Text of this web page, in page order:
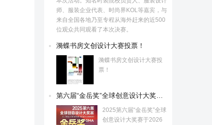
师、服装企业代表、时尚界KOL等嘉宾，与
来自全国各地乃至专程从海外赶来的近500
位观众共同观看了本次决赛。
漪蝶书房文创设计大赛投票！
漪蝶书房文创设计大赛投
票！
2025第六届“金岳奖”全球
创意设计大奖赛于2026